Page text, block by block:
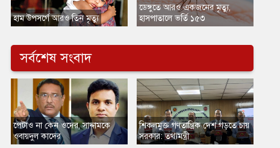
​হাম উপসর্গে আরও তিন মৃত্যু
​ডেঙ্গুতে আরও একজনের মৃত্যু,
হাসপাতালে ভর্তি ১৫৩
সর্বশেষ সংবাদ
​পেটাও না কেন ওদের, সাদ্দামকে
ওবায়দুল কাদের
​শিকলমুক্ত গণতান্ত্রিক দেশ গড়তে চায়
সরকার: তথ্যমন্ত্রী